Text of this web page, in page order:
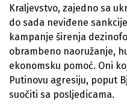
Kraljevstvo, zajedno sa
do sada neviđene
kampanje širenja
obrambeno naoružanje,
ekonomsku pomoć. Oni
Putinovu agresiju, poput
suočiti sa posljedicama.